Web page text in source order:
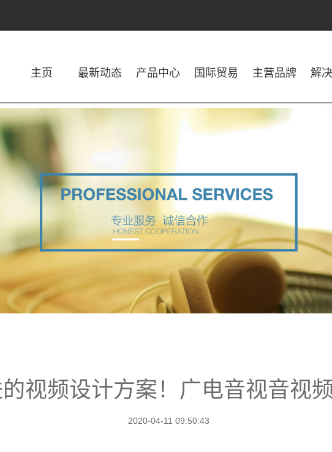
主页 最新动态 产品中心 国际贸易 主营品牌 解
视频设计方案！广电音视音视
2020-04-11 09:50:43